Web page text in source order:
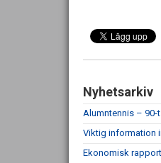
Nyhetsarkiv
Alumntennis – 90-
Viktig information
Ekonomisk